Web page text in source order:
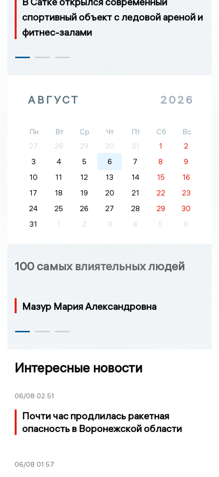
спортивный объект с ледовой ареной и
фитнес-залами
АВГУСТ 2026
Пн Вт Ср Чт Пт Сб
Вс
27
28 29 30 31 1
2
3
4 5 6 7 8
9
10
11 12 13 14 15
16
17
18 19 20 21 22
23
24
25 26 27 28 29
30
31
1 2 3 4 5 6
100 самых влиятельных людей
Мазур Мария Александровна
Интересные новости
06/08 02:51
Почти час продлилась ракетная
опасность в Воронежской области
06/08 01:57